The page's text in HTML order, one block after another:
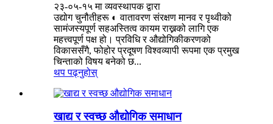
२३-०५-१५ मा व्यवस्थापक द्वारा
उद्योग चुनौतीहरू ◐ वातावरण संरक्षण मानव र पृथ्वीको
सामंजस्यपूर्ण सहअस्तित्व कायम राख्नको लागि एक
महत्त्वपूर्ण पक्ष हो। प्रविधि र औद्योगिकीकरणको
विकाससँगै, फोहोर प्रदूषण विश्वव्यापी रूपमा एक प्रमुख
चिन्ताको विषय बनेको छ...
थप पढ्नुहोस्
खाद्य र स्वच्छ औद्योगिक समाधान